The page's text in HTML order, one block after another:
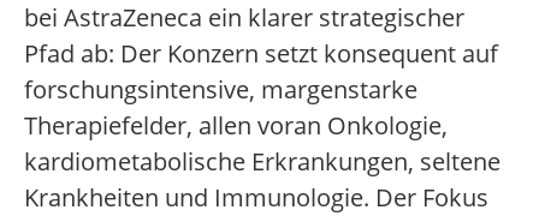
bei AstraZeneca ein klarer strategischer
Pfad ab: Der Konzern setzt konsequent auf
forschungsintensive, margenstarke
Therapiefelder, allen voran Onkologie,
kardiometabolische Erkrankungen, seltene
Krankheiten und Immunologie. Der Fokus